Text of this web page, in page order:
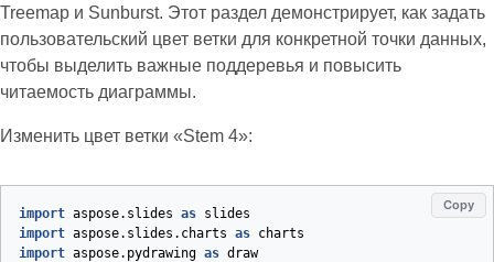
Treemap и Sunburst. Этот раздел демонстрирует, как задать
пользовательский цвет ветки для конкретной точки данных,
чтобы выделить важные поддеревья и повысить
читаемость диаграммы.
Изменить цвет ветки «Stem 4»:
Copy
import aspose.slides as slides
import aspose.slides.charts as charts
import aspose.pydrawing as draw